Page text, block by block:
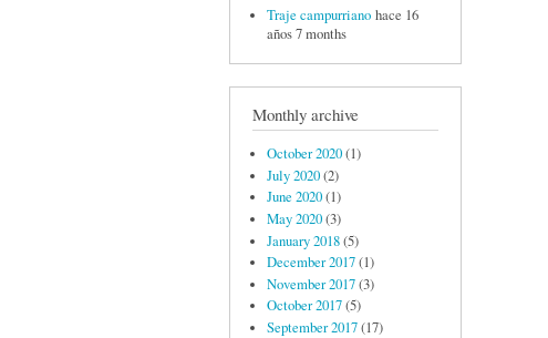
Traje campurriano hace 16
años 7 months
Monthly archive
October 2020(1)
July 2020(2)
June 2020(1)
May 2020(3)
January 2018(5)
December 2017(1)
November 2017(3)
October 2017(5)
September 2017(17)